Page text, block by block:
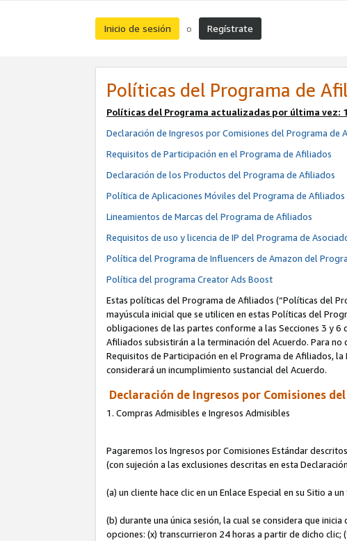
Inicio de sesión o Regístrate
Políticas del Programa de
Políticas del Programa actualizadas por última vez:
Declaración de Ingresos por Comisiones del Programa de
Requisitos de Participación en el Programa de Afiliados
Declaración de los Productos del Programa de Afiliados
Política de Aplicaciones Móviles del Programa de Afiliados
Lineamientos de Marcas del Programa de Afiliados
Requisitos de uso y licencia de IP del Programa de
Política del Programa de Influencers de Amazon del
Política del programa Creator Ads Boost
Estas políticas del Programa de Afiliados (“Políticas del
mayúscula inicial que se utilicen en estas Políticas del
obligaciones de las partes conforme a las Secciones 3 y 6
Afiliados subsistirán a la terminación del Acuerdo. Para
Requisitos de Participación en el Programa de Afiliados,
considerará un incumplimiento sustancial del Acuerdo.
Declaración de Ingresos por Comisiones
1. Compras Admisibles e Ingresos Admisibles
Pagaremos los Ingresos por Comisiones Estándar
(con sujeción a las exclusiones descritas en esta
(a) un cliente hace clic en un Enlace Especial en su Sitio a
(b) durante una única sesión, la cual se considera que
opciones: (x) transcurrieron 24 horas a partir de dicho